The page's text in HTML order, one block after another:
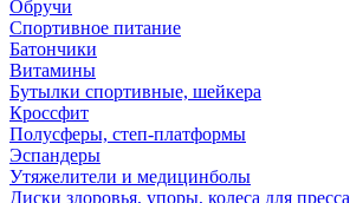
Обручи
Спортивное питание
Батончики
Витамины
Бутылки спортивные, шейкера
Кроссфит
Полусферы, степ-платформы
Эспандеры
Утяжелители и медицинболы
Диски здоровья, упоры, колеса для пресса